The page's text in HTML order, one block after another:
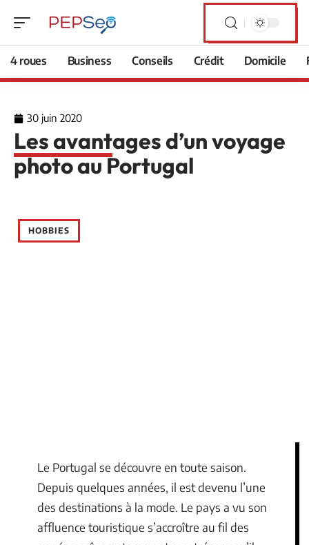
4 roues Business Conseils Crédit Domicile
30 juin 2020
Les avantages d’un voyage
photo au Portugal
HOBBIES
Le Portugal se découvre en toute saison.
Depuis quelques années, il est devenu l’une
des destinations à la mode. Le pays a vu son
affluence touristique s’accroître au fil des